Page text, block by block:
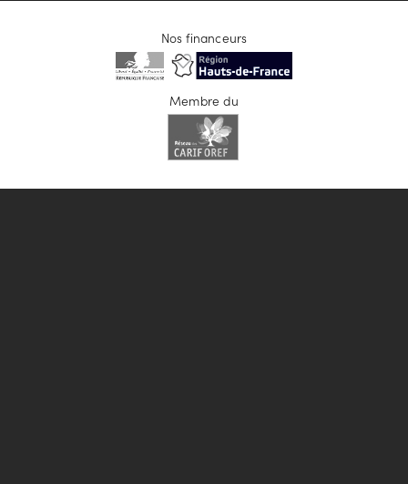
Nos financeurs
Membre du